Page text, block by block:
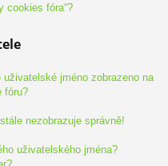
cookies fóra“?
jméno zobrazeno na
fóru?
nezobrazuje správně!
uživatelského jména?